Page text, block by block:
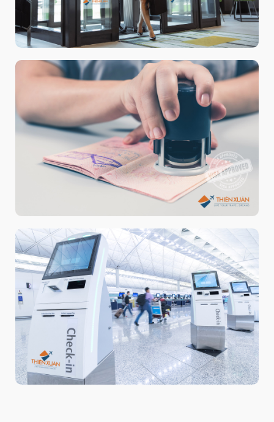
Làm thủ tục xuất nhập cảnh nhanh
Quick Entry and Exit procedures
Hotline: +84 888 890 898
Lối đi riêng – Không xếp hàng
Private entrance – No queues
Hotline: +84 888 890 898